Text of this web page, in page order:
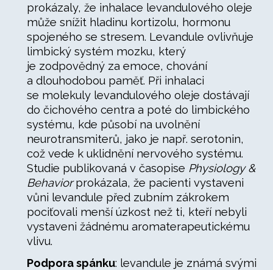
prokázaly, že inhalace levandulového oleje
může snížit hladinu kortizolu, hormonu
spojeného se stresem. Levandule ovlivňuje
limbický systém mozku, který
je zodpovědný za emoce, chování
a dlouhodobou paměť. Při inhalaci
se molekuly levandulového oleje dostávají
do čichového centra a poté do limbického
systému, kde působí na uvolnění
neurotransmiterů, jako je např. serotonin,
což vede k uklidnění nervového systému.
Studie publikovaná v časopise Physiology &
Behaviorprokázala, že pacienti vystaveni
vůni levandule před zubním zákrokem
pociťovali menší úzkost než ti, kteří nebyli
vystaveni žádnému aromaterapeutickému
vlivu.
Podpora spánku: levandule je známá svými